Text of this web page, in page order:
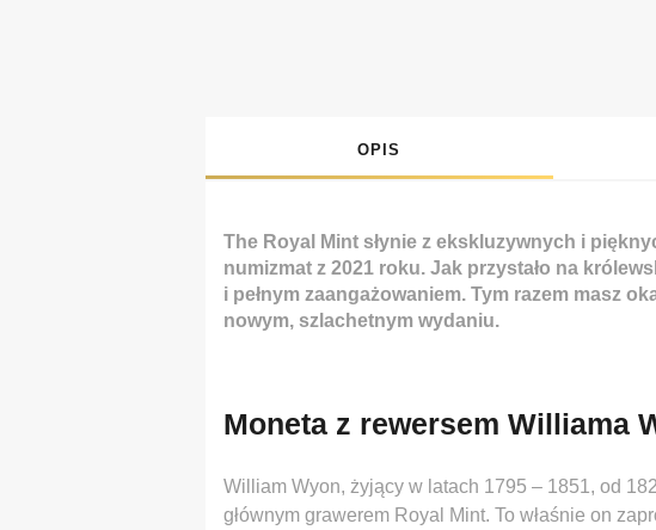
OPIS
The Royal Mint słynie z ekskluzywnych i
numizmat z 2021 roku. Jak przystało na
i pełnym zaangażowaniem. Tym razem masz
nowym, szlachetnym wydaniu.
Moneta z rewersem Williama
William Wyon, żyjący w latach 1795 – 1851, od
głównym grawerem Royal Mint. To właśnie on